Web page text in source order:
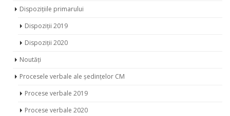
Dispozițiile primarului
Dispoziții 2019
Dispoziții 2020
Noutăți
Procesele verbale ale ședințelor CM
Procese verbale 2019
Procese verbale 2020